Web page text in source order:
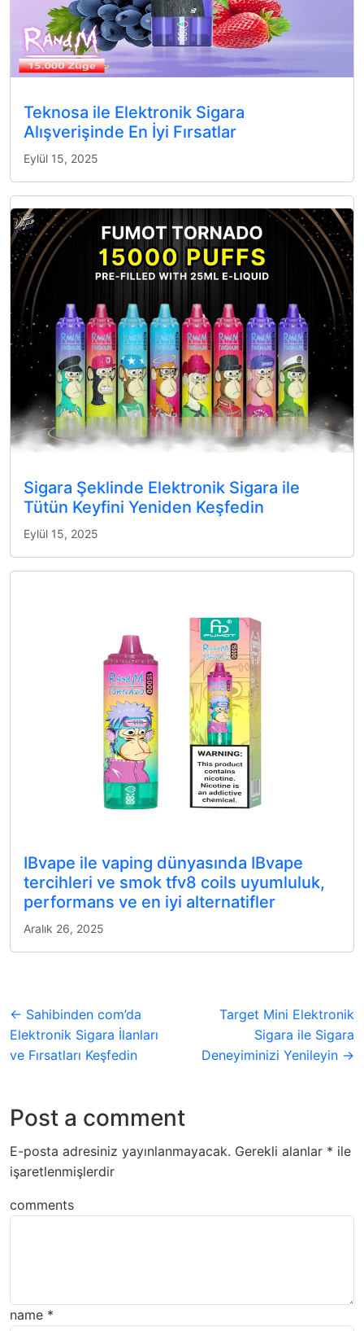
Teknosa ile Elektronik Sigara
Alışverişinde En İyi Fırsatlar
Eylül 15, 2025
Sigara Şeklinde Elektronik Sigara ile
Tütün Keyfini Yeniden Keşfedin
Eylül 15, 2025
IBvape ile vaping dünyasında IBvape
tercihleri ve smok tfv8 coils uyumluluk,
performans ve en iyi alternatifler
Aralık 26, 2025
← Sahibinden com’da
Elektronik Sigara İlanları
ve Fırsatları Keşfedin
Target Mini Elektronik
Sigara ile Sigara
Deneyiminizi Yenileyin →
Post a comment
E-posta adresiniz yayınlanmayacak. Gerekli alanlar * ile
işaretlenmişlerdir
comments
name *